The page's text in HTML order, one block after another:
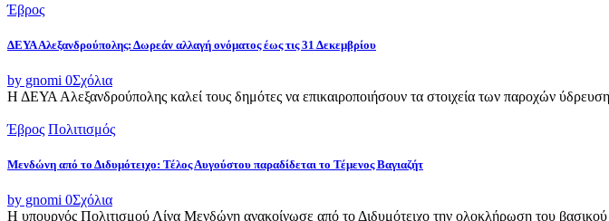
Έβρος
ΔΕΥΑ Αλεξανδρούπολης: Δωρεάν αλλαγή ονόματος έως τις 31 Δεκεμβρίου
by gnomi 0Σχόλια
Η ΔΕΥΑ Αλεξανδρούπολης καλεί τους δημότες να επικαιροποιήσουν τα στοιχεία των παροχών
Έβρος Πολιτισμός
Μενδώνη από το Διδυμότειχο: Τέλος Αυγούστου παραδίδεται το Τέμενος Βαγιαζήτ
by gnomi 0Σχόλια
Η υπουργός Πολιτισμού Λίνα Μενδώνη ανακοίνωσε από το Διδυμότειχο την ολοκλήρωση του